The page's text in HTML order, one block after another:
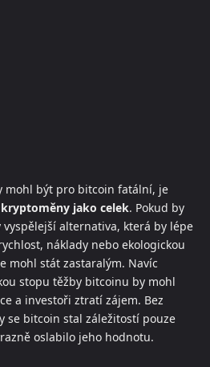
mohl být pro bitcoin fatální, je
jako celek. Pokud by
alternativa, která by lépe
náklady nebo ekologickou
mohl stát zastaralým. Navíc
stopu těžby bitcoinu by mohl
a investoři ztratí zájem. Bez
se bitcoin stal záležitostí pouze
oslabilo jeho hodnotu.